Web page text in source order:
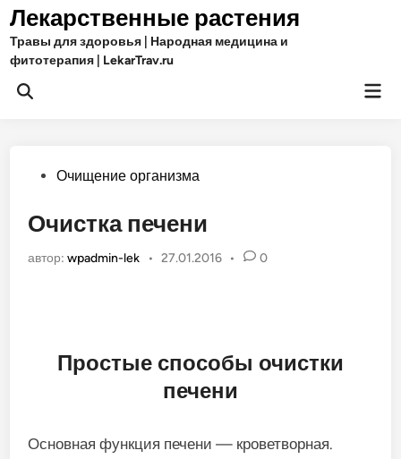
Перейти
содержимому
Лекарственные растения
Травы для здоровья | Народная медицина и
фитотерапия | LekarTrav.ru
Открыть
Опубликовано
Очищение организма
Очистка печени
автор:wpadmin-lek • 27.01.2016 • 0
Простые способы очистки
печени
Основная функция печени — кроветворная.